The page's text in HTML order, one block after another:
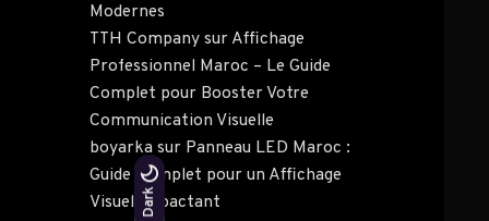
Dark
Light
Dark
Modernes
TTH Company sur Affichage
Professionnel Maroc – Le Guide
Complet pour Booster Votre
Communication Visuelle
boyarka sur Panneau LED Maroc :
Guide Complet pour un Affichage
Visuel Impactant